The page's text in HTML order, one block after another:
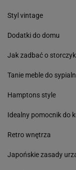
Styl vintage
Dodatki do domu
Jak zadbać o
Tanie meble do
Hamptons style
Idealny pomocnik do
Retro wnętrza
Japońskie zasady